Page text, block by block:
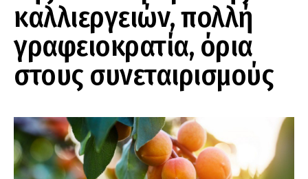
καλλιεργειών, πολλή
γραφειοκρατία, όρια
στους συνεταιρισμούς